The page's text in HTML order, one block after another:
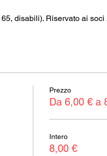
disabili). Riservato ai soci
Prezzo
Da 6,00 € a
Intero
8,00 €